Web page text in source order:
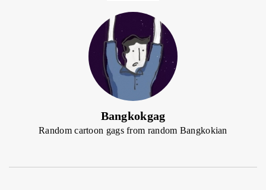
Bangkokgag
Random cartoon gags from random Bangkokian
TWEET LINE